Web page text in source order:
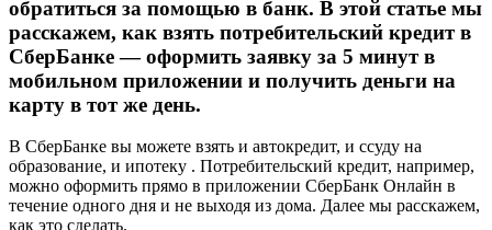
обратиться за помощью в банк. В этой статье мы
расскажем, как взять потребительский кредит в
СберБанке — оформить заявку за 5 минут в
мобильном приложении и получить деньги на
карту в тот же день.
В СберБанке вы можете взять и автокредит, и ссуду на
образование, и ипотеку . Потребительский кредит, например,
можно оформить прямо в приложении СберБанк Онлайн в
течение одного дня и не выходя из дома. Далее мы расскажем,
как это сделать.